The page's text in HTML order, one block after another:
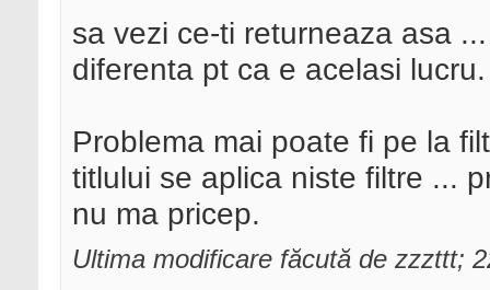
sa vezi ce-ti returneaza asa
diferenta pt ca e acelasi lucru.
Problema mai poate fi pe la
titlului se aplica niste filtre ...
nu ma pricep.
Ultima modificare făcută de zzzttt;